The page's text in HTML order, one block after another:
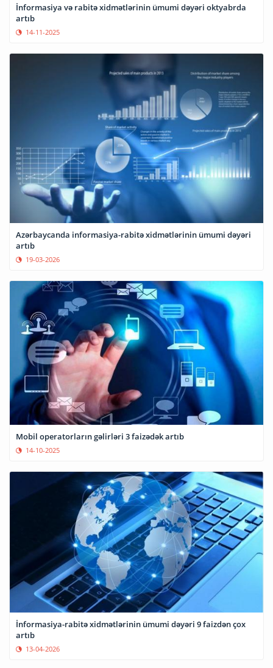
İnformasiya və rabitə xidmətlərinin ümumi dəyəri oktyabrda
artıb
14-11-2025
Azərbaycanda informasiya-rabitə xidmətlərinin ümumi dəyəri
artıb
19-03-2026
Mobil operatorların gəlirləri 3 faizədək artıb
14-10-2025
İnformasiya-rabitə xidmətlərinin ümumi dəyəri 9 faizdən çox
artıb
13-04-2026